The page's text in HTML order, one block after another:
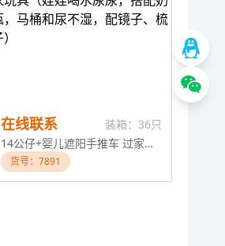
在线联系
装箱：36只
14公仔+婴儿遮阳手推车 过家家玩具（娃娃喝水尿尿，搭配奶瓶，马桶和尿不湿，配镜子、梳子）
货号：7891